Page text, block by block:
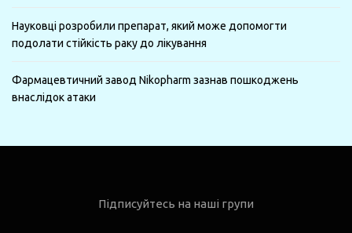
Науковці розробили препарат, який може допомогти
подолати стійкість раку до лікування
Фармацевтичний завод Nikopharm зазнав пошкоджень
внаслідок атаки
Підписуйтесь на наші групи